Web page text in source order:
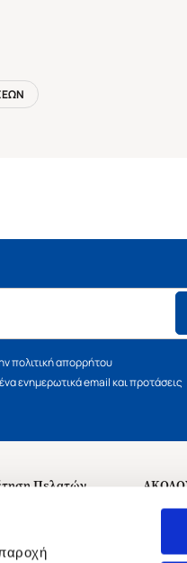
πολιτική απορρήτου
ενημερωτικά email και προτάσεις
Πελατών